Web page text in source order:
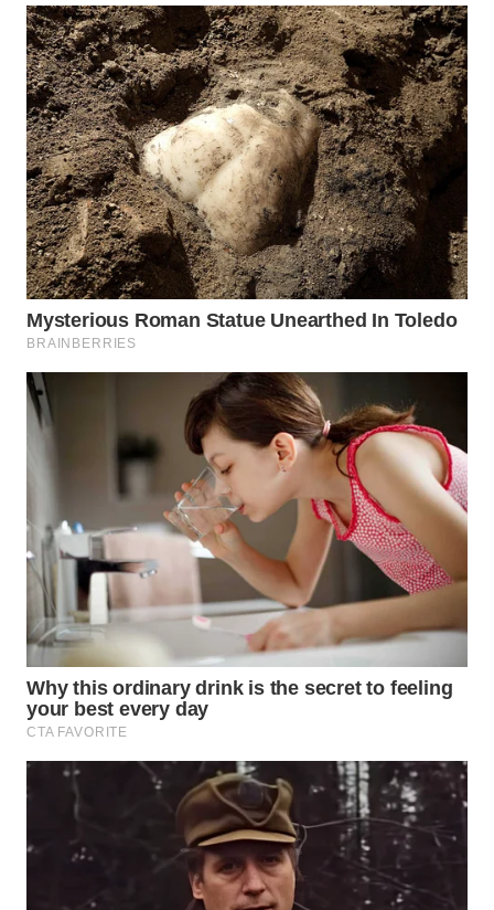
WN
LABUANBAJO
WN
BORNEO
Wahana
Media
Group
WAHANA
NEWS
WAHANA
INFRASTRUKTUR
WAHANA
KONSUMEN
WAHANA
LISTRIK
WAHANA
TRAVEL
WAHANA